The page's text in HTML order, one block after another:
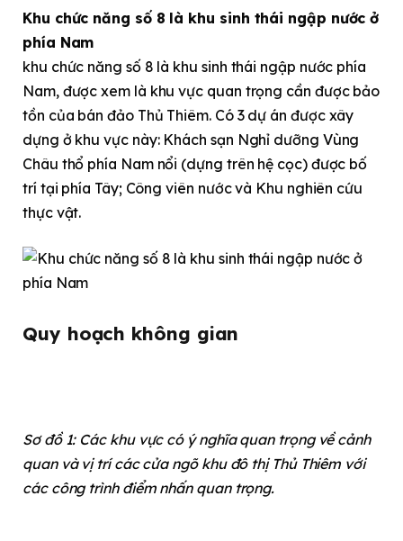
Khu chức năng số 8 là khu sinh thái ngập nước ở
phía Nam
khu chức năng số 8 là khu sinh thái ngập nước phía
Nam, được xem là khu vực quan trọng cần được bảo
tồn của bán đảo Thủ Thiêm. Có 3 dự án được xây
dựng ở khu vực này: Khách sạn Nghỉ dưỡng Vùng
Châu thổ phía Nam nổi (dựng trên hệ cọc) được bố
trí tại phía Tây; Công viên nước và Khu nghiên cứu
thực vật.
Quy hoạch không gian
Sơ đồ 1: Các khu vực có ý nghĩa quan trọng về cảnh
quan và vị trí các cửa ngõ khu đô thị Thủ Thiêm với
các công trình điểm nhấn quan trọng.